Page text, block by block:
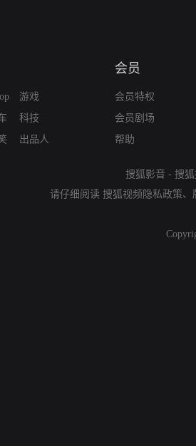
游戏
科技
出品人
会员
会员特权
会员剧场
帮助
搜狐影音 - 搜
请仔细阅读 搜狐视频隐私政策、